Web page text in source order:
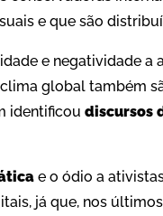
e que são
e negatividade
global também
identificou discursos
e o ódio a
já que, nos